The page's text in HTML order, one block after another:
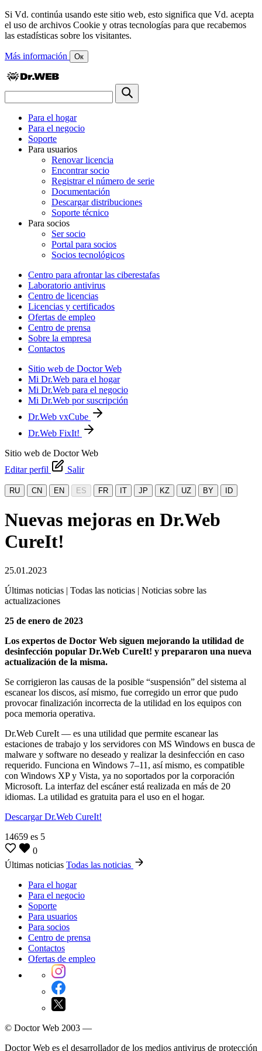
Si Vd. continúa usando este sitio web, esto significa que Vd. acepta
el uso de archivos Cookie y otras tecnologías para que recabemos
las estadísticas sobre los visitantes.
Más información Ок
Para el hogar
Para el negocio
Soporte
Para usuarios
Renovar licencia
Encontrar socio
Registrar el número de serie
Documentación
Descargar distribuciones
Soporte técnico
Para socios
Ser socio
Portal para socios
Socios tecnológicos
Centro para afrontar las ciberestafas
Laboratorio antivirus
Centro de licencias
Licencias y certificados
Ofertas de empleo
Centro de prensa
Sobre la empresa
Contactos
Sitio web de Doctor Web
Mi Dr.Web para el hogar
Mi Dr.Web para el negocio
Mi Dr.Web por suscripción
Dr.Web vxCube
Dr.Web FixIt!
Sitio web de Doctor Web
Editar perfil
Salir
RU CN EN ES FR IT JP KZ UZ BY ID
Nuevas mejoras en Dr.Web
CureIt!
25.01.2023
Últimas noticias | Todas las noticias | Noticias sobre las
actualizaciones
25 de enero de 2023
Los expertos de Doctor Web siguen mejorando la utilidad de
desinfección popular Dr.Web CureIt! y prepararon una nueva
actualización de la misma.
Se corrigieron las causas de la posible “suspensión” del sistema al
escanear los discos, así mismo, fue corregido un error que pudo
provocar finalización incorrecta de la utilidad en los equipos con
poca memoria operativa.
Dr.Web CureIt — es una utilidad que permite escanear las
estaciones de trabajo y los servidores con MS Windows en busca de
malware y software no deseado y realizar la desinfección en caso
requerido. Funciona en Windows 7–11, así mismo, es compatible
con Windows XP y Vista, ya no soportados por la corporación
Microsoft. La interfaz del escáner está realizada en más de 20
idiomas. La utilidad es gratuita para el uso en el hogar.
Descargar Dr.Web CureIt!
14659 es 5
0
Últimas noticias Todas las noticias
Para el hogar
Para el negocio
Soporte
Para usuarios
Para socios
Centro de prensa
Contactos
Ofertas de empleo
© Doctor Web 2003 —
Doctor Web es el desarrollador de los medios antivirus de protección